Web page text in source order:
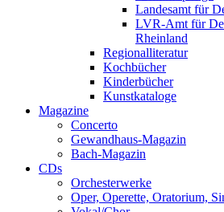
Landesamt für
LVR-Amt für
Rheinland
Regionalliteratur
Kochbücher
Kinderbücher
Kunstkataloge
Magazine
Concerto
Gewandhaus-Magazin
Bach-Magazin
CDs
Orchesterwerke
Oper, Operette, Oratorium,